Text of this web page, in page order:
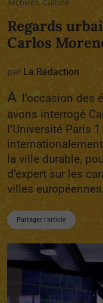
Archives, Culture
Regards
Carlos
par La Rédaction
A l’occasion des
avons interrogé
l’Université Paris
la ville durable,
d’expert sur les
villes européennes.
Partager l'article